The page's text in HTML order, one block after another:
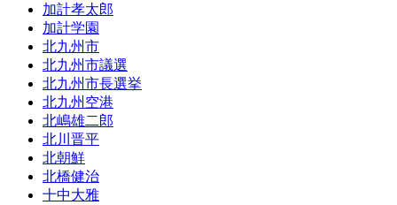
加計孝太郎
加計学園
北九州市
北九州市議選
北九州市長選挙
北九州空港
北嶋雄二郎
北川晋平
北朝鮮
北橋健治
十中大雅